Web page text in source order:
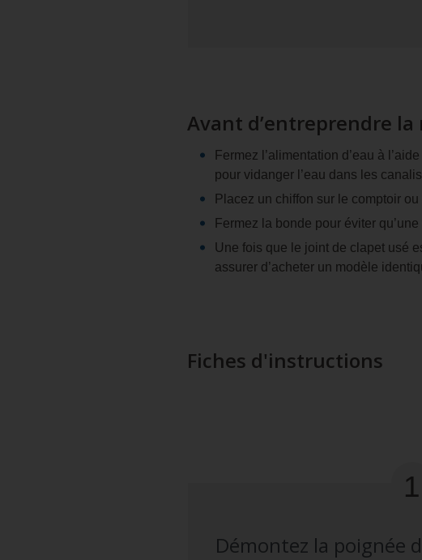
Avant d’entreprendre
Fermez l’alimentation d’eau à
pour vidanger l’eau dans les
Placez un chiffon sur le comptoir
Fermez la bonde pour éviter
Une fois que le joint de clapet usé
assurer d’acheter un modèle
Fiches d'instructions
1
Démontez la poignée